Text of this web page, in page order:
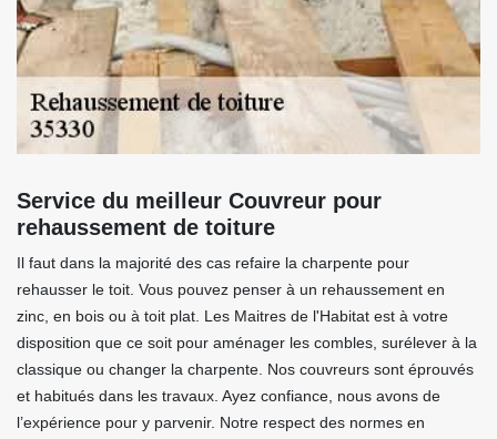
Service du meilleur Couvreur pour
rehaussement de toiture
Il faut dans la majorité des cas refaire la charpente pour
rehausser le toit. Vous pouvez penser à un rehaussement en
zinc, en bois ou à toit plat. Les Maitres de l'Habitat est à votre
disposition que ce soit pour aménager les combles, surélever à la
classique ou changer la charpente. Nos couvreurs sont éprouvés
et habitués dans les travaux. Ayez confiance, nous avons de
l’expérience pour y parvenir. Notre respect des normes en